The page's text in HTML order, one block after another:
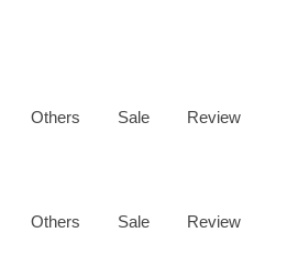
Others Sale Review
Others Sale Review